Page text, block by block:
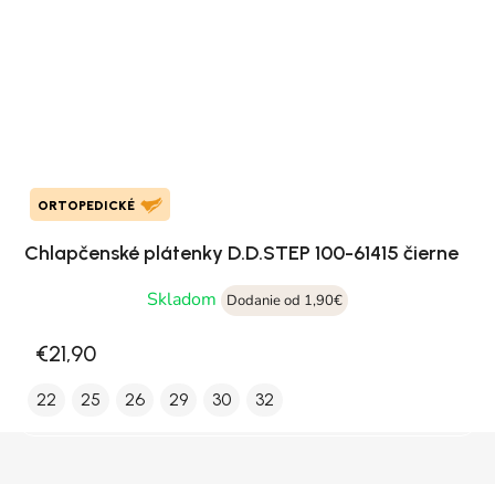
ORTOPEDICKÉ
Chlapčenské plátenky D.D.STEP 100-61415 čierne
Skladom
Dodanie od 1,90€
€21,90
22 25 26 29 30 32